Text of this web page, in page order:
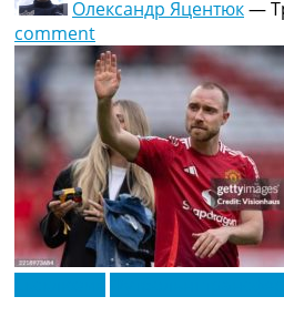
Олександр Яцентюк—
comment